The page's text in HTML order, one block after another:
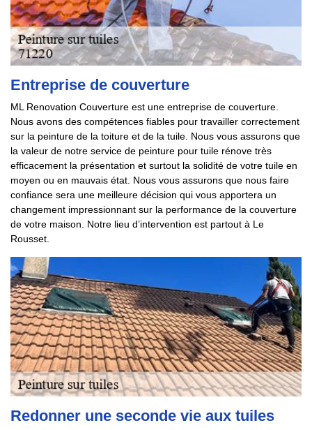
Entreprise de couverture
ML Renovation Couverture est une entreprise de couverture.
Nous avons des compétences fiables pour travailler correctement
sur la peinture de la toiture et de la tuile. Nous vous assurons que
la valeur de notre service de peinture pour tuile rénove très
efficacement la présentation et surtout la solidité de votre tuile en
moyen ou en mauvais état. Nous vous assurons que nous faire
confiance sera une meilleure décision qui vous apportera un
changement impressionnant sur la performance de la couverture
de votre maison. Notre lieu d’intervention est partout à Le
Rousset.
Redonner une seconde vie aux tuiles